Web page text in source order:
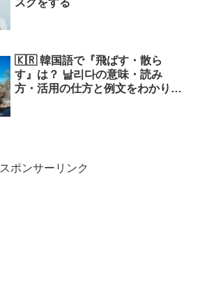
🇰🇷 韓国語で『飛ばす・散ら
す』は？ 날리다の意味・読み
方・活用の仕方と例文をわかりや
スポンサーリンク